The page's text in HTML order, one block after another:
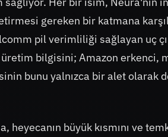
gereken bir katmana
pil verimliliği sağlayan uç
bilgisini; Amazon erkenci,
bunu yalnızca bir alet
heyecanın büyük kısmını ve